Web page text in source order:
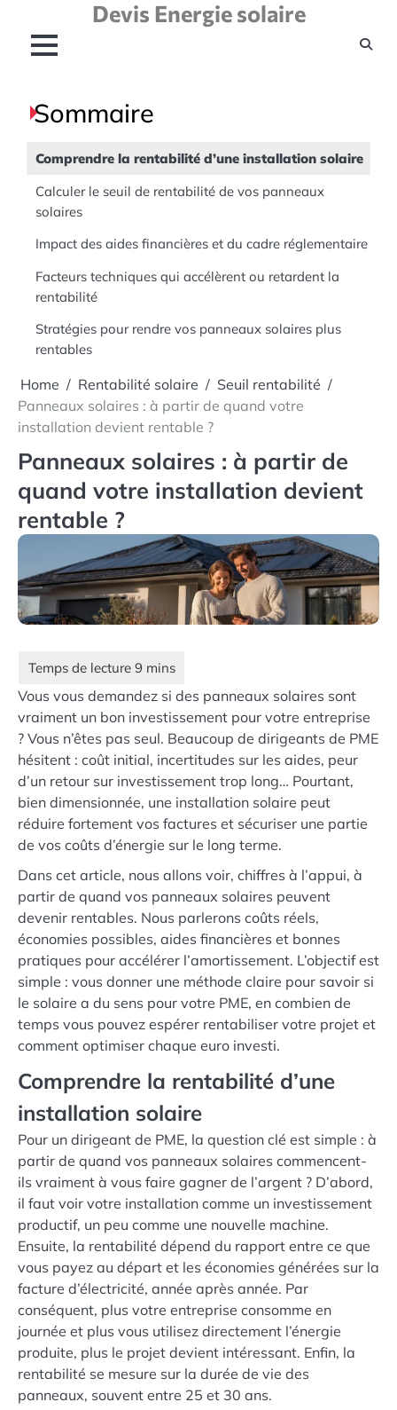
content
Devis Energie solaire
Home Rentabilité solaire
Seuil rentabilité
Panneaux solaires : à partir de quand votre
installation devient rentable ?
Panneaux solaires : à partir de
quand votre installation devient
rentable ?
Vous vous demandez si des panneaux solaires sont
vraiment un bon investissement pour votre entreprise
? Vous n’êtes pas seul. Beaucoup de dirigeants de PME
hésitent : coût initial, incertitudes sur les aides, peur
d’un retour sur investissement trop long… Pourtant,
bien dimensionnée, une installation solaire peut
réduire fortement vos factures et sécuriser une partie
de vos coûts d’énergie sur le long terme.
Dans cet article, nous allons voir, chiffres à l’appui, à
partir de quand vos panneaux solaires peuvent
devenir rentables. Nous parlerons coûts réels,
économies possibles, aides financières et bonnes
pratiques pour accélérer l’amortissement. L’objectif est
simple : vous donner une méthode claire pour savoir si
le solaire a du sens pour votre PME, en combien de
temps vous pouvez espérer rentabiliser votre projet et
comment optimiser chaque euro investi.
Comprendre la rentabilité d’une
installation solaire
Pour un dirigeant de PME, la question clé est simple : à
partir de quand vos panneaux solaires commencent-
ils vraiment à vous faire gagner de l’argent ? D’abord,
il faut voir votre installation comme un investissement
productif, un peu comme une nouvelle machine.
Ensuite, la rentabilité dépend du rapport entre ce que
vous payez au départ et les économies générées sur la
facture d’électricité, année après année. Par
conséquent, plus votre entreprise consomme en
journée et plus vous utilisez directement l’énergie
produite, plus le projet devient intéressant. Enfin, la
rentabilité se mesure sur la durée de vie des
panneaux, souvent entre 25 et 30 ans.
Sommaire
Comprendre la rentabilité d’une installation solaire
Calculer le seuil de rentabilité de vos panneaux
solaires
Impact des aides financières et du cadre réglementaire
Facteurs techniques qui accélèrent ou retardent la
rentabilité
Stratégies pour rendre vos panneaux solaires plus
rentables